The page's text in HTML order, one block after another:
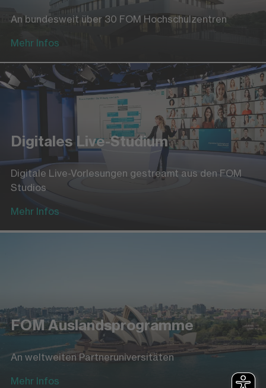
An bundesweit über 30 FOM Hochschulzentren
Mehr Infos
Digitales Live-Studium
Digitale Live-Vorlesungen gestreamt aus den FOM
Studios
Mehr Infos
FOM Auslandsprogramme
An weltweiten Partneruniversitäten
Mehr Infos